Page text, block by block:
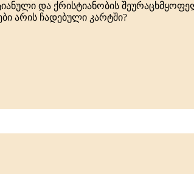
და ქრისტიანობის
არის ჩადებული კარტში?